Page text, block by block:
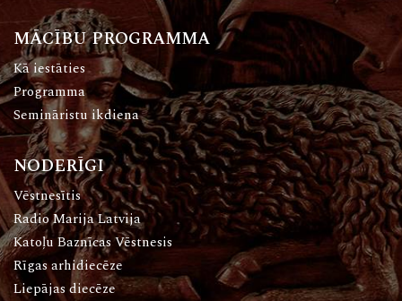
MĀCĪBU PROGRAMMA
Kā iestāties
Programma
Semināristu ikdiena
NODERĪGI
Vēstnesītis
Radio Marija Latvija
Katoļu Baznīcas Vēstnesis
Rīgas arhidiecēze
Liepājas diecēze